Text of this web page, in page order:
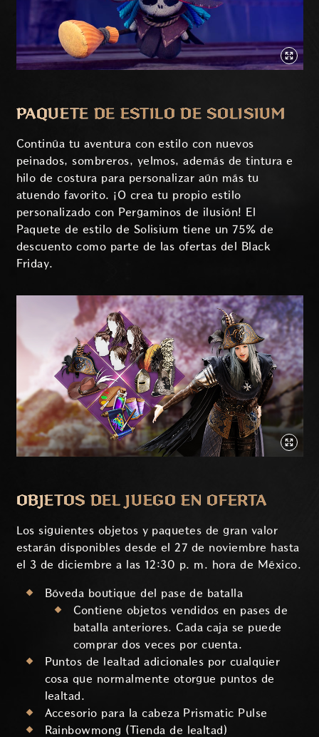
PAQUETE DE ESTILO DE SOLISIUM
Continúa tu aventura con estilo con nuevos
peinados, sombreros, yelmos, además de tintura e
hilo de costura para personalizar aún más tu
atuendo favorito. ¡O crea tu propio estilo
personalizado con Pergaminos de ilusión! El
Paquete de estilo de Solisium tiene un 75% de
descuento como parte de las ofertas del Black
Friday.
OBJETOS DEL JUEGO EN OFERTA
Los siguientes objetos y paquetes de gran valor
estarán disponibles desde el 27 de noviembre hasta
el 3 de diciembre a las 12:30 p. m. hora de México.
Bóveda boutique del pase de batalla
Contiene objetos vendidos en pases de
batalla anteriores. Cada caja se puede
comprar dos veces por cuenta.
Puntos de lealtad adicionales por cualquier
cosa que normalmente otorgue puntos de
lealtad.
Accesorio para la cabeza Prismatic Pulse
Rainbowmong (Tienda de lealtad)